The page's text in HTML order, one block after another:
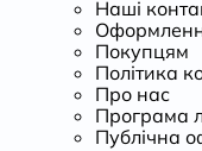
Наші
Покупцям
Політика
Про нас
Програма
Публічна